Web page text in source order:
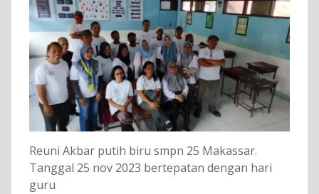
Reuni Akbar putih biru smpn 25 Makassar.
Tanggal 25 nov 2023 bertepatan dengan hari
guru